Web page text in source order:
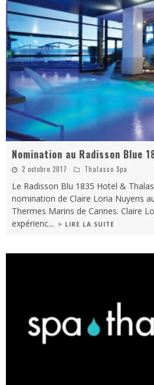
Nomination au Radisson Blue
2 octobre 2017 Thalasso Spa
Le Radisson Blu 1835 Hotel &
nomination de Claire Loria Nuyens
Thermes Marins de Cannes. Claire
expérienc... > LIRE LA SUITE